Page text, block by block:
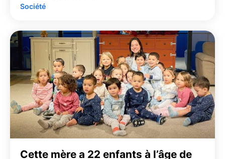
Société
Cette mère a 22 enfants à l’âge de